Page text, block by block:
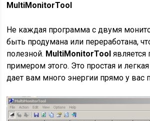
MultiMonitorTool
Не каждая программа с двумя
быть продумана или переработана,
полезной. MultiMonitorTool
примером этого. Это простая и легкая
дает вам много энергии прямо у вас